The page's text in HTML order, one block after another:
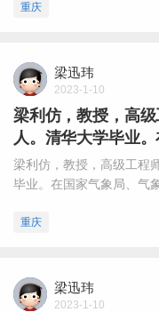
重庆
梁迅玮
2023-1-10
梁利仿，教授，高
人。清华大学毕业
梁利仿，教授，高级工程
毕业。在国家气象局、气
重庆
梁迅玮
2023-1-10